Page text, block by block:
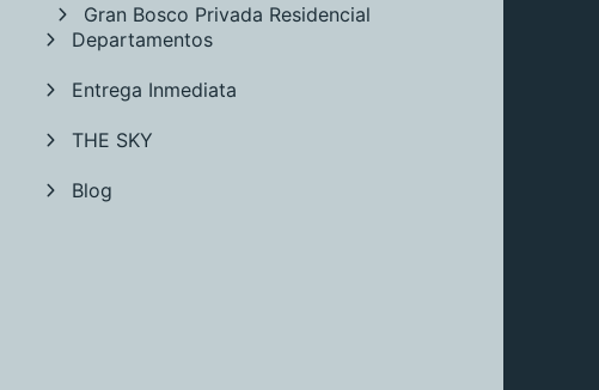
Gran Bosco Privada Residencial
Departamentos
Entrega Inmediata
THE SKY
Blog